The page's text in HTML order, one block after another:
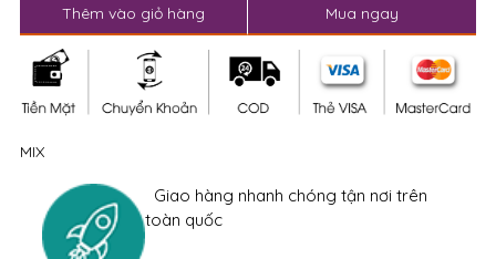
Thêm vào giỏ hàng Mua ngay
MIX
Giao hàng nhanh chóng tận nơi trên
toàn quốc